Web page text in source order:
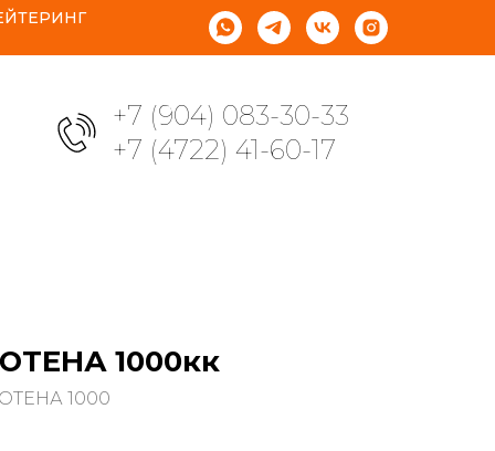
+7 (904) 083-30-33
+7 (4722) 41-60-17
1000кк
1000